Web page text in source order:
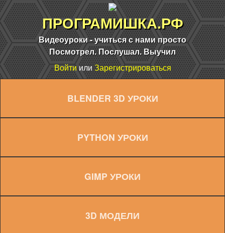
ПРОГРАМИШКА.РФ
Видеоуроки - учиться с нами просто
Посмотрел. Послушал. Выучил
ВойтиилиЗарегистрироваться
BLENDER 3D УРОКИ
PYTHON УРОКИ
GIMP УРОКИ
3D МОДЕЛИ